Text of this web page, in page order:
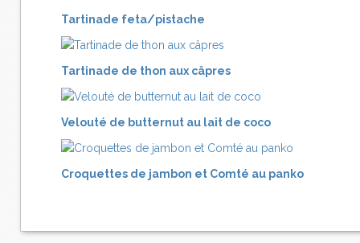
Tartinade feta/pistache
Tartinade de thon aux câpres
Velouté de butternut au lait de coco
Croquettes de jambon et Comté au panko